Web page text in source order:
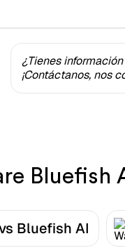
¿Tienes
¡Contáctanos, nos
Bluefish
Bluefish AI